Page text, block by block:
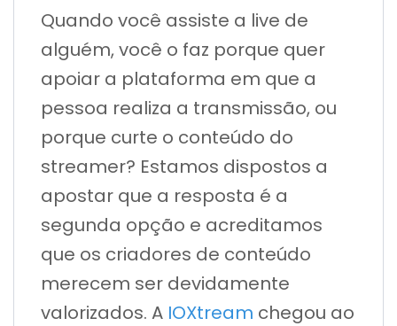
Quando você assiste a live de
alguém, você o faz porque quer
apoiar a plataforma em que a
pessoa realiza a transmissão, ou
porque curte o conteúdo do
streamer? Estamos dispostos a
apostar que a resposta é a
segunda opção e acreditamos
que os criadores de conteúdo
merecem ser devidamente
valorizados. A IOXtream chegou ao